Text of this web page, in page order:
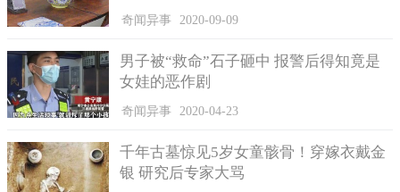
Ford以人工鸟屎测试车漆，希望研发出能抵抗鸟屎侵蚀的车漆。
奇闻异事 2020-09-09
男子被“救命”石子砸中 报警后得知竟是
女娃的恶作剧
奇闻异事 2020-04-23
千年古墓惊见5岁女童骸骨！穿嫁衣戴金
银 研究后专家大骂